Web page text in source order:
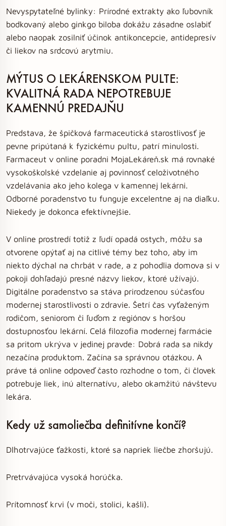
Nevyspytateľné bylinky: Prírodné extrakty ako ľubovník
bodkovaný alebo ginkgo biloba dokážu zásadne oslabiť
alebo naopak zosilniť účinok antikoncepcie, antidepresív
či liekov na srdcovú arytmiu.
MÝTUS O LEKÁRENSKOM PULTE:
KVALITNÁ RADA NEPOTREBUJE
KAMENNÚ PREDAJŇU
Predstava, že špičková farmaceutická starostlivosť je
pevne pripútaná k fyzickému pultu, patrí minulosti.
Farmaceut v online poradni MojaLekáreň.sk má rovnaké
vysokoškolské vzdelanie aj povinnosť celoživotného
vzdelávania ako jeho kolega v kamennej lekárni.
Odborné poradenstvo tu funguje excelentne aj na diaľku.
Niekedy je dokonca efektívnejšie.
V online prostredí totiž z ľudí opadá ostych, môžu sa
otvorene opýtať aj na citlivé témy bez toho, aby im
niekto dýchal na chrbát v rade, a z pohodlia domova si v
pokoji dohľadajú presné názvy liekov, ktoré užívajú.
Digitálne poradenstvo sa stáva prirodzenou súčasťou
modernej starostlivosti o zdravie. Šetrí čas vyťaženým
rodičom, seniorom či ľuďom z regiónov s horšou
dostupnosťou lekární. Celá filozofia modernej farmácie
sa pritom ukrýva v jedinej pravde: Dobrá rada sa nikdy
nezačína produktom. Začína sa správnou otázkou. A
práve tá online odpoveď často rozhodne o tom, či človek
potrebuje liek, inú alternatívu, alebo okamžitú návštevu
lekára.
Kedy už samoliečba definitívne končí?
Dlhotrvajúce ťažkosti, ktoré sa napriek liečbe zhoršujú.
Pretrvávajúca vysoká horúčka.
Prítomnosť krvi (v moči, stolici, kašli).